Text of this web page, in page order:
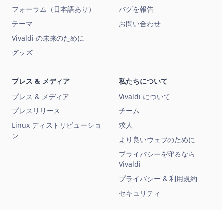
フォーラム（日本語あり）
テーマ
Vivaldi の未来のために
グッズ
バグを報告
お問い合わせ
プレス & メディア
プレス & メディア
プレスリリース
Linux ディストリビューショ
ン
私たちについて
Vivaldi について
チーム
求人
より良いウェブのために
プライバシーを守るなら
Vivaldi
プライバシー & 利用規約
セキュリティ